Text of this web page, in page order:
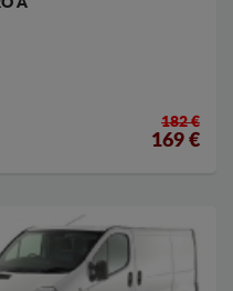
182 €
169 €